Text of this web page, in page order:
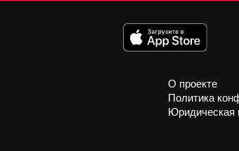
О проекте
Политика
Юридическая